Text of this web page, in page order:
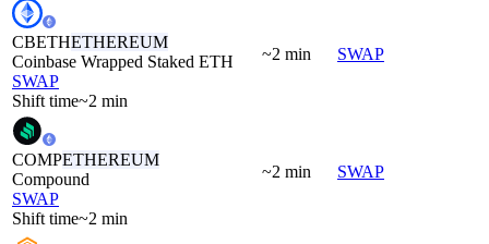
CBETHETHEREUM
Coinbase Wrapped Staked ETH
SWAP
Shift time~2 min
~2 min SWAP
COMPETHEREUM
Compound
SWAP
Shift time~2 min
~2 min SWAP